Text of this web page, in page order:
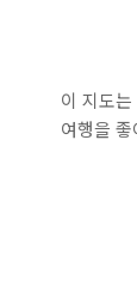
이 지도
여행을